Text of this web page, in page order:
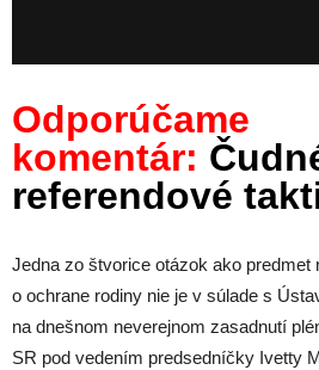
Odporúčame
komentár:
referendové
Jedna zo štvorice otázok ako predmet
o ochrane rodiny nie je v súlade s
na dnešnom neverejnom zasadnutí
SR pod vedením predsedníčky Ivetty